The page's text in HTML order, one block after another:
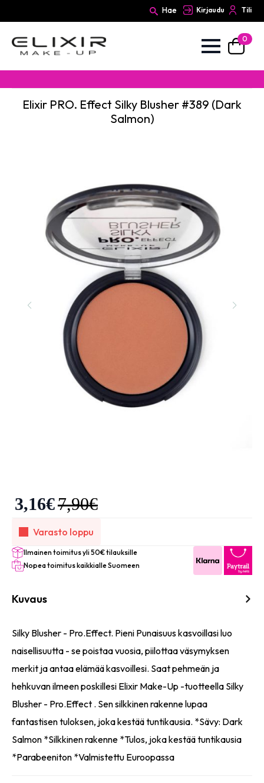
Hae Kirjaudu Tili
0
Elixir PRO. Effect Silky Blusher #389 (Dark
Salmon)
7,90€
3,16€
Varasto loppu
Ilmainen toimitus yli 50€ tilauksille
Nopea toimitus kaikkialle Suomeen
Kuvaus
Silky Blusher - Pro.Effect. Pieni Punaisuus kasvoillasi luo
naisellisuutta - se poistaa vuosia, piilottaa väsymyksen
merkit ja antaa elämää kasvoillesi. Saat pehmeän ja
hehkuvan ilmeen poskillesi Elixir Make-Up -tuotteella Silky
Blusher - Pro.Effect . Sen silkkinen rakenne lupaa
fantastisen tuloksen, joka kestää tuntikausia. *Sävy: Dark
Salmon *Silkkinen rakenne *Tulos, joka kestää tuntikausia
*Parabeeniton *Valmistettu Euroopassa